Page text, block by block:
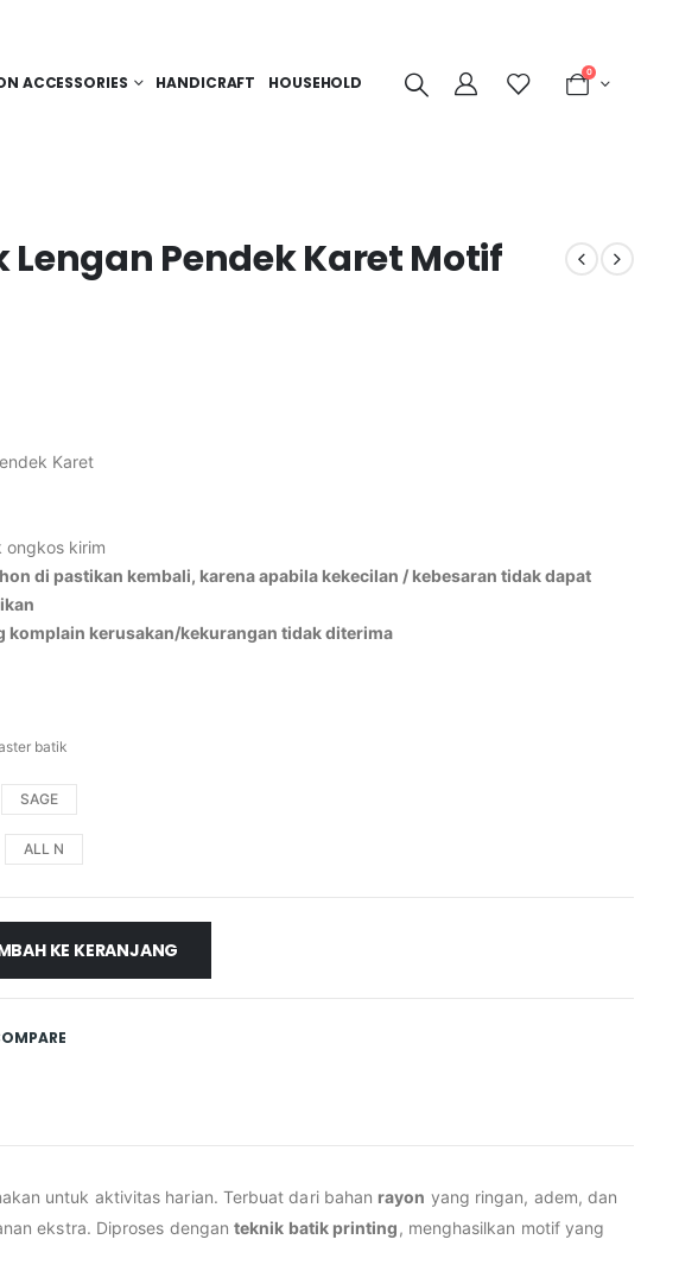
ACCESSORIES HANDICRAFT HOUSEHOLD
0
Lengan Pendek Karet Motif
Karet
ongkos kirim
di pastikan kembali, karena apabila kekecilan / kebesaran tidak dapat
komplain kerusakan/kekurangan tidak diterima
batik
SAGE
ALL N
KE KERANJANG
untuk aktivitas harian. Terbuat dari bahan rayon yang ringan, adem, dan
ekstra. Diproses denganteknik batik printing, menghasilkan motif yang